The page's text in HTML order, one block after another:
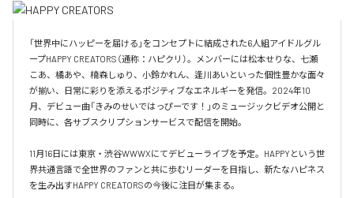
「世界中にハッピーを届ける」をコンセプトに結成された6人組アイドルグル
ープHAPPY CREATORS（通称：ハピクリ）。メンバーには松本せりな、七瀬
こあ、橘あや、楠森しゅり、小鈴かれん、逢川あいといった個性豊かな面々
が揃い、日常に彩りを添えるポジティブなエネルギーを発信。2024年10
月、デビュー曲「きみのせいではっぴーです！」のミュージックビデオ公開と
同時に、各サブスクリプションサービスで配信を開始。
11月16日には東京・渋谷WWWXにてデビューライブを予定。HAPPYという世
界共通言語で全世界のファンと共に歩むリーダーを目指し、新たなハピネス
を生み出すHAPPY CREATORSの今後に注目が集まる。